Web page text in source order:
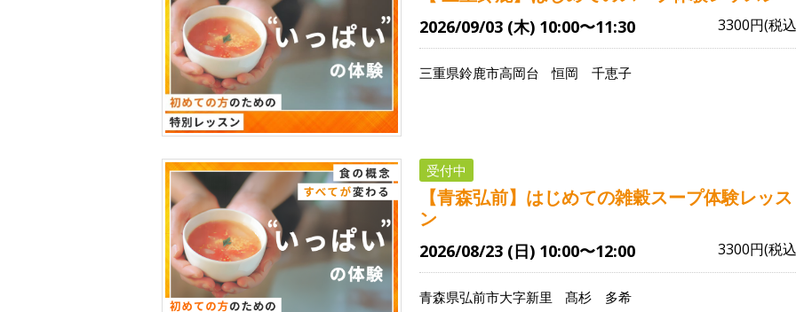
2026/09/03 (木) 10:00〜11:30 3300円(税
三重県鈴鹿市高岡台 恒岡 千恵子
受付中
【青森弘前】はじめての雑穀スープ体験レッス
ン
2026/08/23 (日) 10:00〜12:00 3300円(税
青森県弘前市大字新里 髙杉 多希